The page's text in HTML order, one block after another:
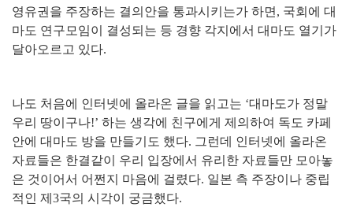
영유권을 주장하는 결의안을 통과시키는가 하면 , 국회에 대
마도 연구모임이 결성되는 등 경향 각지에서 대마도 열기가
달아오르고 있다.
나도 처음에 인터넷에 올라온 글을 읽고는 ‘대마도가 정말
우리 땅이구나!’ 하는 생각에 친구에게 제의하여 독도 카페
안에 대마도 방을 만들기도 했다. 그런데 인터넷에 올라온
자료들은 한결같이 우리 입장에서 유리한 자료들만 모아놓
은 것이어서 어쩐지 마음에 걸렸다. 일본 측 주장이나 중립
적인 제 3국의 시각이 궁금했다.